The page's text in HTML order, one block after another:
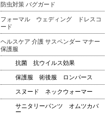
防虫対策 バグガード
フォーマル ウェディング ドレスコ
ード
ヘルスケア 介護 サスペンダー マナー
保護服
抗菌 抗ウイルス効果
保護服 術後服 ロンパース
スヌード ネックウォーマー
サニタリーパンツ オムツカバ
ー